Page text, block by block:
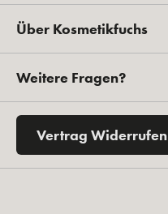
Über Kosmetikfuchs
Weitere Fragen?
Vertrag Widerrufen